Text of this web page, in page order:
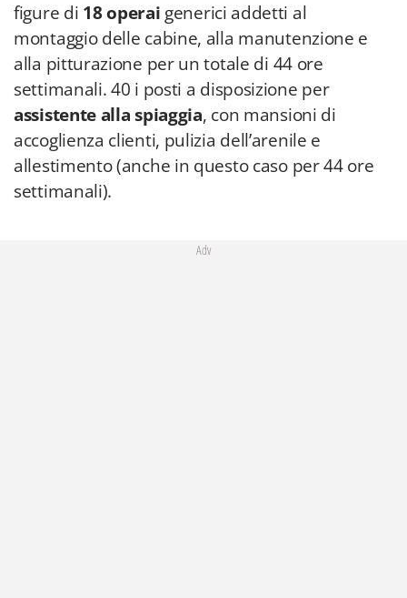
figure di 18 operai generici addetti al
montaggio delle cabine, alla manutenzione e
alla pitturazione per un totale di 44 ore
settimanali. 40 i posti a disposizione per
assistente alla spiaggia, con mansioni di
accoglienza clienti, pulizia dell’arenile e
allestimento (anche in questo caso per 44 ore
settimanali).
Adv